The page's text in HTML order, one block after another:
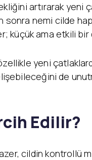
artırarak yeni
sonra nemi cilde
küçük ama etkili bir
özellikle yeni
de
Edilir?
cildin kontrollü